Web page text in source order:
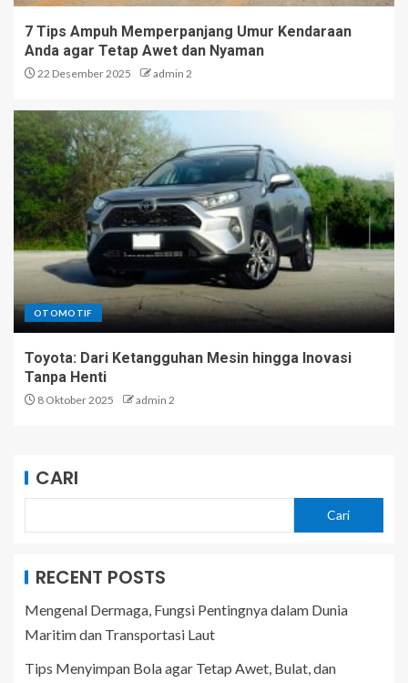
7 Tips Ampuh Memperpanjang Umur Kendaraan
Anda agar Tetap Awet dan Nyaman
22 Desember 2025 admin 2
OTOMOTIF
Toyota: Dari Ketangguhan Mesin hingga Inovasi
Tanpa Henti
8 Oktober 2025 admin 2
CARI
Cari
RECENT POSTS
Mengenal Dermaga, Fungsi Pentingnya dalam Dunia
Maritim dan Transportasi Laut
Tips Menyimpan Bola agar Tetap Awet, Bulat, dan